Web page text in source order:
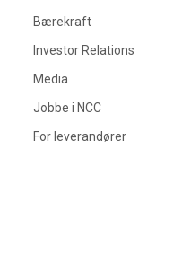
Bærekraft
Investor Relations
Media
Jobbe i NCC
For leverandører